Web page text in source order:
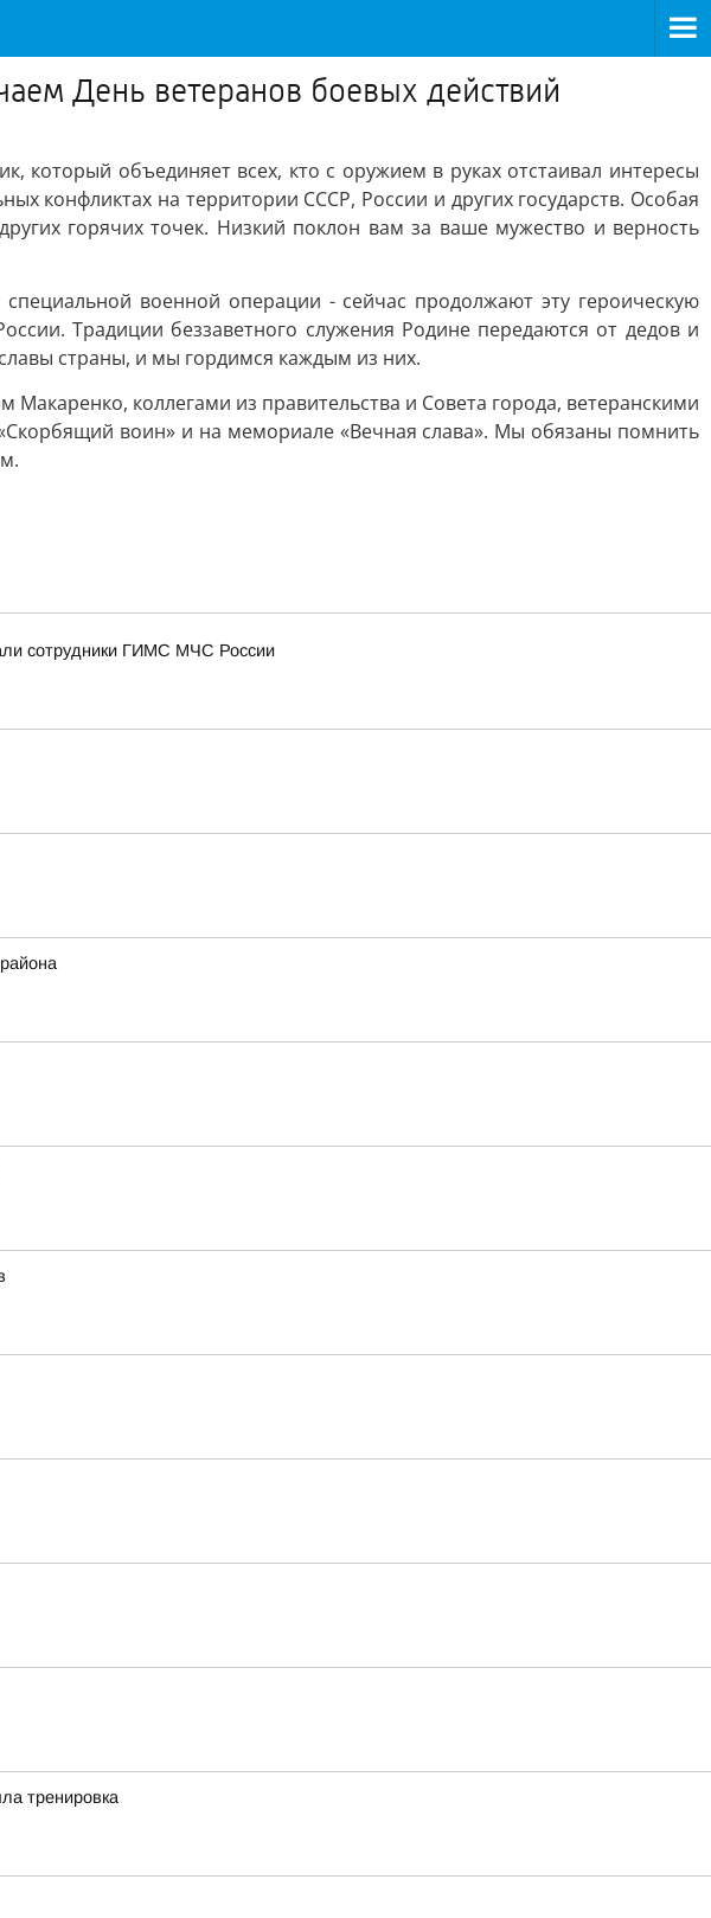
День ветеранов боевых действий
который объединяет всех, кто с оружием в руках отстаивал интересы
конфликтах на территории СССР, России и других государств. Особая
горячих точек. Низкий поклон вам за ваше мужество и верность
военной операции - сейчас продолжают эту героическую
Традиции беззаветного служения Родине передаются от дедов и
страны, и мы гордимся каждым из них.
коллегами из правительства и Совета города, ветеранскими
воин» и на мемориале «Вечная слава». Мы обязаны помнить
сотрудники ГИМС МЧС России
тренировка